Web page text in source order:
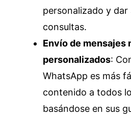
personalizado y dar
consultas.
Envío de mensajes
personalizados:
WhatsApp es más
contenido a todos
basándose en sus